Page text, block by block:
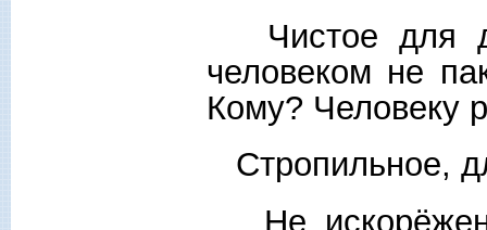
Чистое для
человеком не
Кому? Человеку
Стропильное,
Не